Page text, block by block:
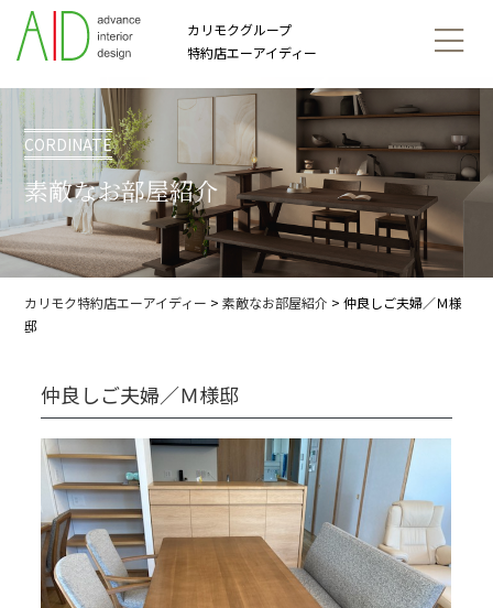
カリモクグループ
特約店エーアイディー
CORDINATE
素敵なお部屋紹介
カリモク特約店エーアイディー >素敵なお部屋紹介 >仲良しご夫婦／Ｍ様
邸
仲良しご夫婦／Ｍ様邸